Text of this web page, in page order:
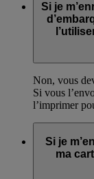
Si je
Non, vous
Si vous
l’imprimer
Si je
ma